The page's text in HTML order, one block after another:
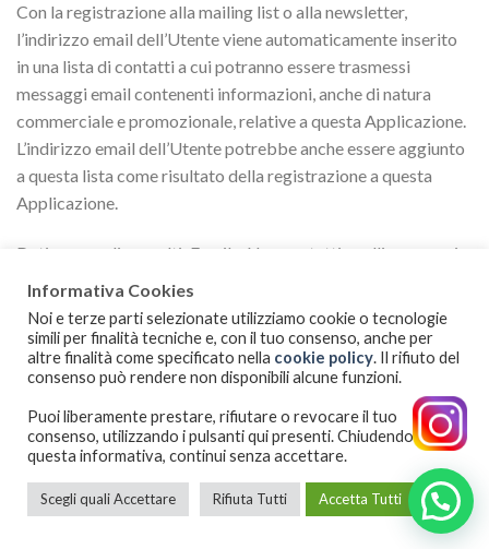
Con la registrazione alla mailing list o alla newsletter,
l’indirizzo email dell’Utente viene automaticamente inserito
in una lista di contatti a cui potranno essere trasmessi
messaggi email contenenti informazioni, anche di natura
commerciale e promozionale, relative a questa Applicazione.
L’indirizzo email dell’Utente potrebbe anche essere aggiunto
a questa lista come risultato della registrazione a questa
Applicazione.
Dati personali raccolti: Email e Nome e tutti quelli necessari
per rispondere all’esigenza dell’Utente.
Luogo del trattamento USA –Privacy Policy
SuerveyMonkey
Survey Monkey è un servizio che consente di creare sondaggi
e questionari online fornito da Survey Monkey Inc.
Dati personali raccolti: Email e Nome e tutti quelli necessari
per rispondere all’esigenza dell’Utente.
Informativa Cookies
Noi e terze parti selezionate utilizziamo cookie o tecnologie
simili per finalità tecniche e, con il tuo consenso, anche per
altre finalità come specificato nella cookie policy. Il rifiuto del
consenso può rendere non disponibili alcune funzioni.
Puoi liberamente prestare, rifiutare o revocare il tuo
consenso, utilizzando i pulsanti qui presenti. Chiudendo
questa informativa, continui senza accettare.
Scegli quali Accettare Rifiuta Tutti Accetta Tutti